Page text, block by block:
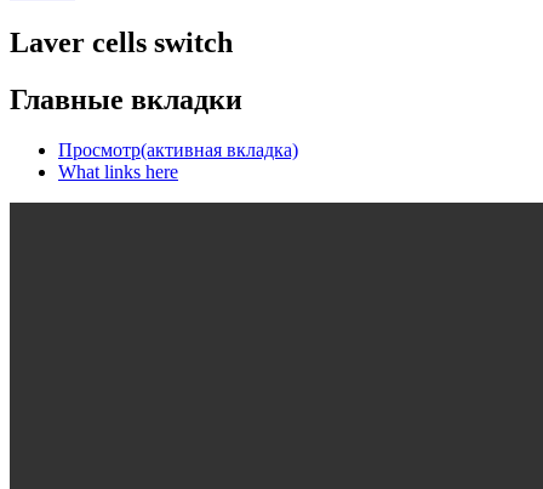
Laver cells switch
Главные вкладки
Просмотр(активная вкладка)
What links here